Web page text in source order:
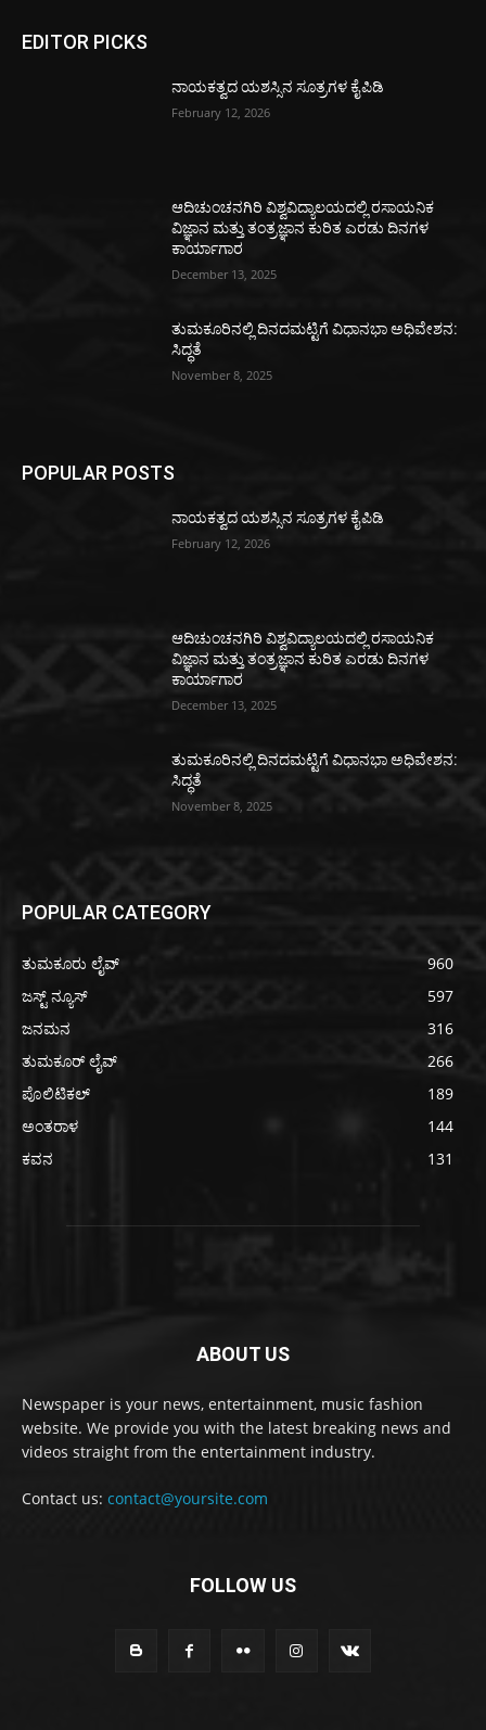
EDITOR PICKS
ನಾಯಕತ್ವದ ಯಶಸ್ಸಿನ ಸೂತ್ರಗಳ ಕೈಪಿಡಿ
February 12, 2026
ಆದಿಚುಂಚನಗಿರಿ ವಿಶ್ವವಿದ್ಯಾಲಯದಲ್ಲಿ ರಸಾಯನಿಕ
ವಿಜ್ಞಾನ ಮತ್ತು ತಂತ್ರಜ್ಞಾನ ಕುರಿತ ಎರಡು ದಿನಗಳ
ಕಾರ್ಯಾಗಾರ
December 13, 2025
ತುಮಕೂರಿನಲ್ಲಿ ದಿನದಮಟ್ಟಿಗೆ ವಿಧಾನಭಾ ಅಧಿವೇಶನ:
ಸಿದ್ಧತೆ
November 8, 2025
POPULAR POSTS
ನಾಯಕತ್ವದ ಯಶಸ್ಸಿನ ಸೂತ್ರಗಳ ಕೈಪಿಡಿ
February 12, 2026
ಆದಿಚುಂಚನಗಿರಿ ವಿಶ್ವವಿದ್ಯಾಲಯದಲ್ಲಿ ರಸಾಯನಿಕ
ವಿಜ್ಞಾನ ಮತ್ತು ತಂತ್ರಜ್ಞಾನ ಕುರಿತ ಎರಡು ದಿನಗಳ
ಕಾರ್ಯಾಗಾರ
December 13, 2025
ತುಮಕೂರಿನಲ್ಲಿ ದಿನದಮಟ್ಟಿಗೆ ವಿಧಾನಭಾ ಅಧಿವೇಶನ:
ಸಿದ್ಧತೆ
November 8, 2025
POPULAR CATEGORY
ತುಮಕೂರು ಲೈವ್
960
ಜಸ್ಟ್ ನ್ಯೂಸ್
597
ಜನಮನ
316
ತುಮಕೂರ್ ಲೈವ್
266
ಪೊಲಿಟಿಕಲ್
189
ಅಂತರಾಳ
144
ಕವನ
131
ABOUT US
Newspaper is your news, entertainment, music fashion
website. We provide you with the latest breaking news and
videos straight from the entertainment industry.
Contact us: contact@yoursite.com
FOLLOW US